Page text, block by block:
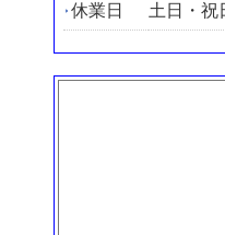
休業日 土日・祝